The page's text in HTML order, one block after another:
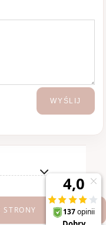
WYŚLIJ
STRONY